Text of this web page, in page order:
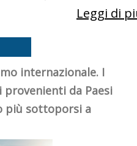
Leggi di
internazionale. I
da Paesi
più sottoporsi a